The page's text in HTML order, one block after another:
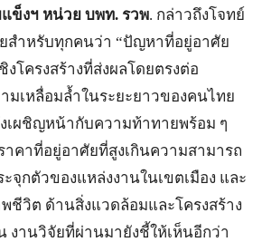
แข็งฯ หน่วย บพท. รวพ. กล่าวถึงโจทย์
สำหรับทุกคนว่า “ปัญหาที่อยู่อาศัย
งโครงสร้างที่ส่งผลโดยตรงต่อ
เหลื่อมล้ำในระยะยาวของคนไทย
งเผชิญหน้ากับความท้าทายพร้อม ๆ
คาที่อยู่อาศัยที่สูงเกินความสามารถ
ะจุกตัวของแหล่งงานในเขตเมือง และ
ชีวิต ด้านสิ่งแวดล้อมและโครงสร้าง
งานวิจัยที่ผ่านมายังชี้ให้เห็นอีกว่า